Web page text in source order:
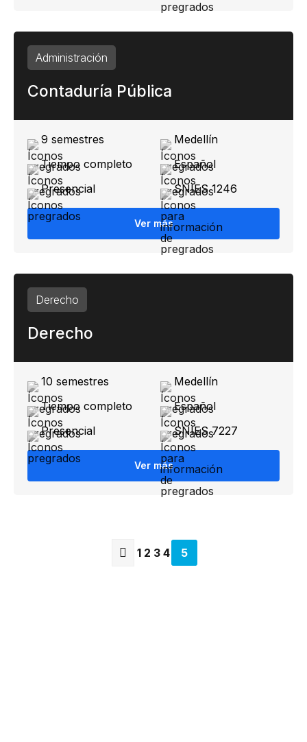
Administración
Contaduría Pública
9 semestres
Medellín
Tiempo completo
Español
Presencial
SNIES 1246
Ver más
Derecho
Derecho
10 semestres
Medellín
Tiempo completo
Español
Presencial
SNIES 7227
Ver más
1 2 3 4 5